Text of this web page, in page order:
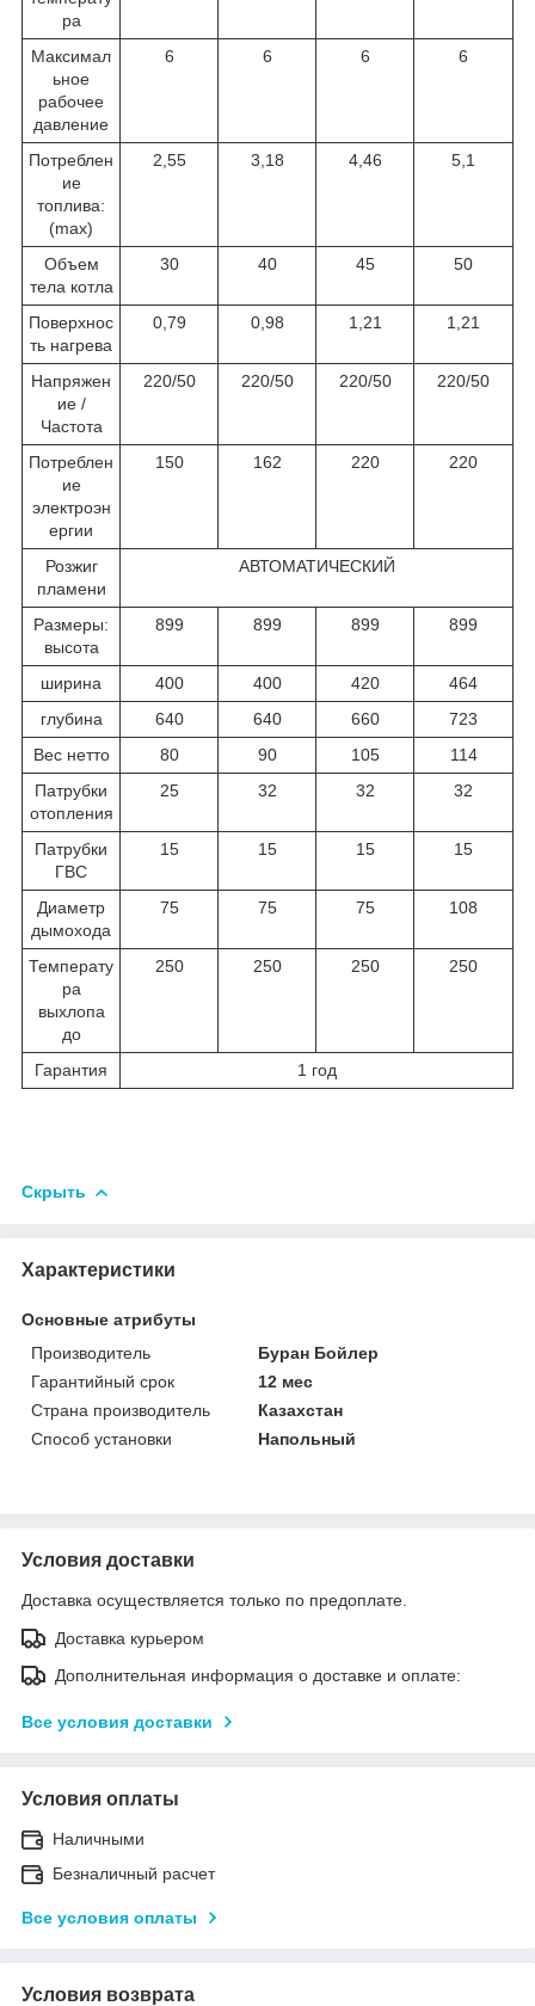
ра
Максимал
ьное
рабочее
давление
6 6 6 6
Потреблен
ие
топлива:
(max)
2,55 3,18 4,46 5,1
Объем
тела котла
30 40 45 50
Поверхнос
ть нагрева
0,79 0,98 1,21 1,21
Напряжен
ие /
Частота
220/50 220/50 220/50 220/50
Потреблен
ие
электроэн
ергии
150 162 220 220
Розжиг
пламени
АВТОМАТИЧЕСКИЙ
Размеры:
высота
899 899 899 899
ширина 400 400 420
464
глубина
640 640 660
723
Вес нетто
80 90 105
114
Патрубки
отопления
25 32 32 32
Патрубки
ГВС
15 15 15 15
Диаметр
дымохода
75 75 75 108
Температу
ра
выхлопа
до
250 250 250 250
Гарантия 1 год
Скрыть
Характеристики
Основные атрибуты
Производитель
Буран Бойлер
Гарантийный срок
12 мес
Страна производитель
Казахстан
Способ установки
Напольный
Условия доставки
Доставка осуществляется только по предоплате.
Доставка курьером
Дополнительная информация о доставке и оплате:
Все условия доставки
Условия оплаты
Наличными
Безналичный расчет
Все условия оплаты
Условия возврата